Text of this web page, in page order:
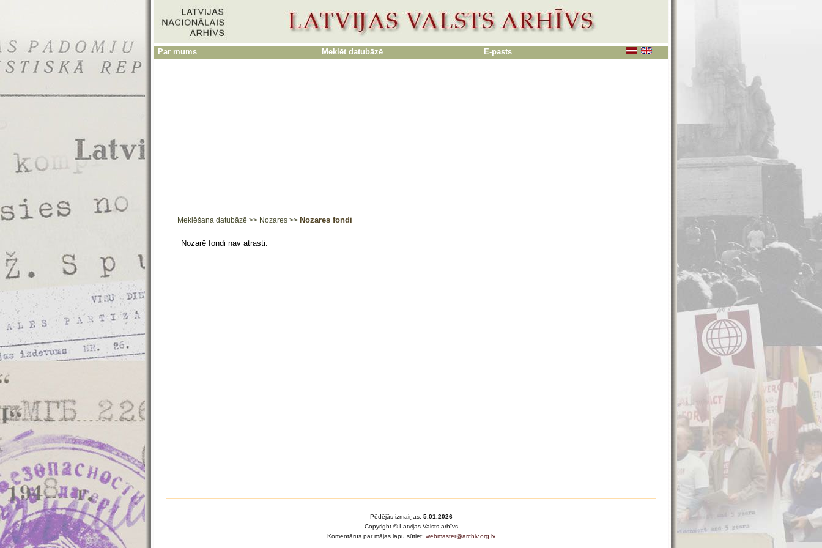
Par mums Meklēt datubāzē E-pasts
Meklēšana datubāzē >> Nozares >> Nozares fondi
Nozarē fondi nav atrasti.
Pēdējās izmaiņas: 5.01.2026
Copyright © Latvijas Valsts arhīvs
Komentārus par mājas lapu sūtiet: webmaster@archiv.org.lv